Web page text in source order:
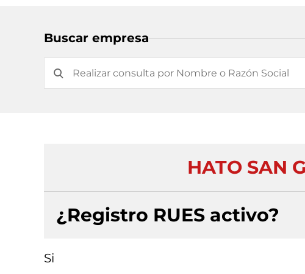
Buscar empresa
HATO SAN
¿Registro RUES activo?
Si